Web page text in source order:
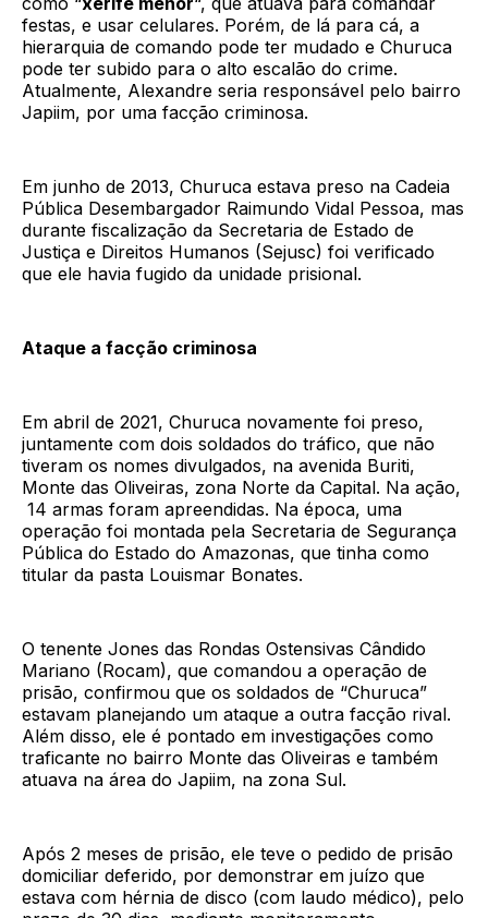
festas, e usar celulares. Porém, de lá para cá, a
hierarquia de comando pode ter mudado e Churuca
pode ter subido para o alto escalão do crime.
Atualmente, Alexandre seria responsável pelo bairro
Japiim, por uma facção criminosa.
Em junho de 2013, Churuca estava preso na Cadeia
Pública Desembargador Raimundo Vidal Pessoa, mas
durante fiscalização da Secretaria de Estado de
Justiça e Direitos Humanos (Sejusc) foi verificado
que ele havia fugido da unidade prisional.
Ataque a facção criminosa
Em abril de 2021, Churuca novamente foi preso,
juntamente com dois soldados do tráfico, que não
tiveram os nomes divulgados, na avenida Buriti,
Monte das Oliveiras, zona Norte da Capital. Na ação,
14 armas foram apreendidas. Na época, uma
operação foi montada pela Secretaria de Segurança
Pública do Estado do Amazonas, que tinha como
titular da pasta Louismar Bonates.
O tenente Jones das Rondas Ostensivas Cândido
Mariano (Rocam), que comandou a operação de
prisão, confirmou que os soldados de “Churuca”
estavam planejando um ataque a outra facção rival.
Além disso, ele é pontado em investigações como
traficante no bairro Monte das Oliveiras e também
atuava na área do Japiim, na zona Sul.
Após 2 meses de prisão, ele teve o pedido de prisão
domiciliar deferido, por demonstrar em juízo que
estava com hérnia de disco (com laudo médico), pelo